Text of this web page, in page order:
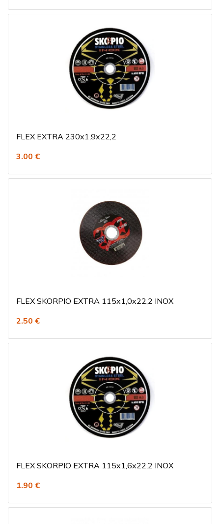
FLEX EXTRA 230x1,9x22,2
3.00 €
FLEX SKORPIO EXTRA 115x1,0x22,2 INOX
2.50 €
FLEX SKORPIO EXTRA 115x1,6x22,2 INOX
1.90 €